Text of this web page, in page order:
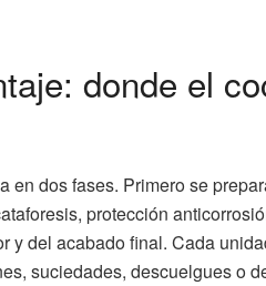
donde el
en dos fases. Primero se
protección
y del acabado final. Cada
suciedades, descuelgues o